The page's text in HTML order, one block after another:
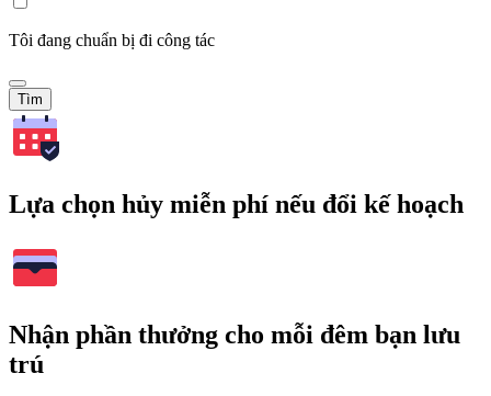
Tôi đang chuẩn bị đi công tác
Tìm
Lựa chọn hủy miễn phí nếu đổi kế hoạch
Nhận phần thưởng cho mỗi đêm bạn lưu
trú